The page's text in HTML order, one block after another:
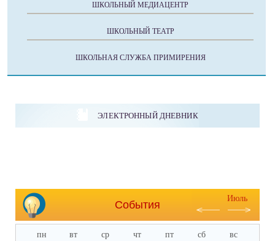
ШКОЛЬНЫЙ МЕДИАЦЕНТР
ШКОЛЬНЫЙ ТЕАТР
ШКОЛЬНАЯ СЛУЖБА ПРИМИРЕНИЯ
ЭЛЕКТРОННЫЙ ДНЕВНИК
События
Июль
пн вт ср чт пт сб вс